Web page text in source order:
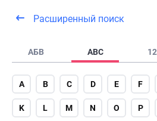
Расширенный поиск
АБВ ABC
A B C D E F
K L M N O P